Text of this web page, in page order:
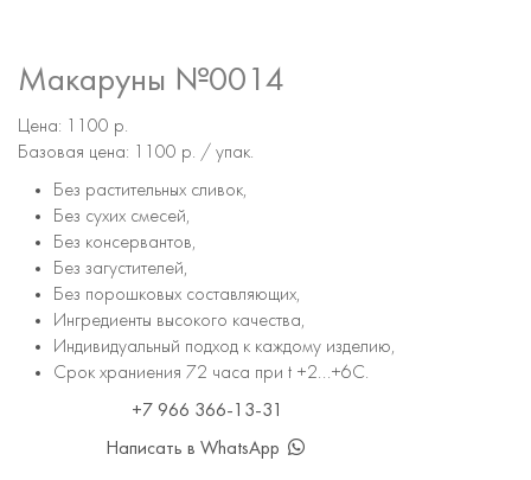
Макаруны №0014
Цена:
1100 р.
Базовая цена:
1100 р. / упак.
Без растительных сливок,
Без сухих смесей,
Без консервантов,
Без загустителей,
Без порошковых составляющих,
Ингредиенты высокого качества,
Индивидуальный подход к каждому изделию,
Срок храниения 72 часа при t +2...+6С.
+7 966 366-13-31
Написать в WhatsApp